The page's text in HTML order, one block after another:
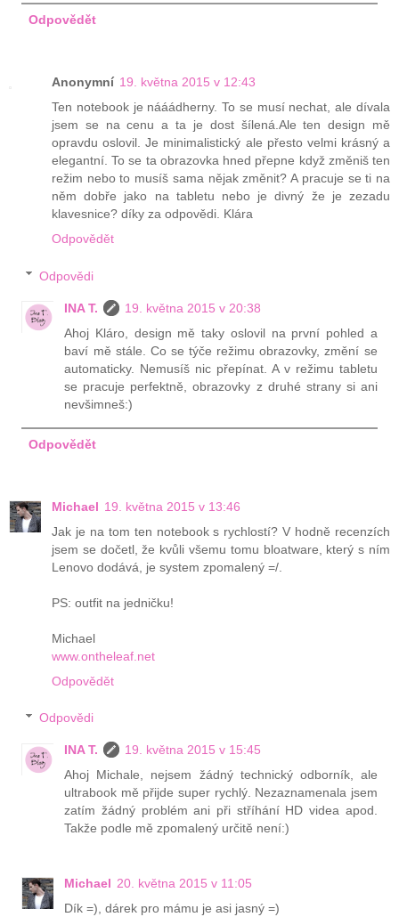
Odpovědět
Anonymní 19. května 2015 v 12:43
Ten notebook je nááádherny. To se musí nechat, ale dívala
jsem se na cenu a ta je dost šílená.Ale ten design mě
opravdu oslovil. Je minimalistický ale přesto velmi krásný a
elegantní. To se ta obrazovka hned přepne když změniš ten
režim nebo to musíš sama nějak změnit? A pracuje se ti na
něm dobře jako na tabletu nebo je divný že je zezadu
klavesnice? díky za odpovědi. Klára
Odpovědět
Odpovědi
INA T.
19. května 2015 v 20:38
Ahoj Kláro, design mě taky oslovil na první pohled a
baví mě stále. Co se týče režimu obrazovky, změní se
automaticky. Nemusíš nic přepínat. A v režimu tabletu
se pracuje perfektně, obrazovky z druhé strany si ani
nevšimneš:)
Odpovědět
Michael 19. května 2015 v 13:46
Jak je na tom ten notebook s rychlostí? V hodně recenzích
jsem se dočetl, že kvůli všemu tomu bloatware, který s ním
Lenovo dodává, je system zpomalený =/.
PS: outfit na jedničku!
Michael
www.ontheleaf.net
Odpovědět
Odpovědi
INA T.
19. května 2015 v 15:45
Ahoj Michale, nejsem žádný technický odborník, ale
ultrabook mě přijde super rychlý. Nezaznamenala jsem
zatím žádný problém ani při stříhání HD videa apod.
Takže podle mě zpomalený určitě není:)
Michael 20. května 2015 v 11:05
Dík =), dárek pro mámu je asi jasný =)